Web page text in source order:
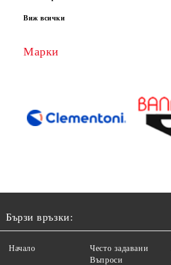
Виж всички
Марки
Бързи връзки:
Начало
Често задавани
Въпроси